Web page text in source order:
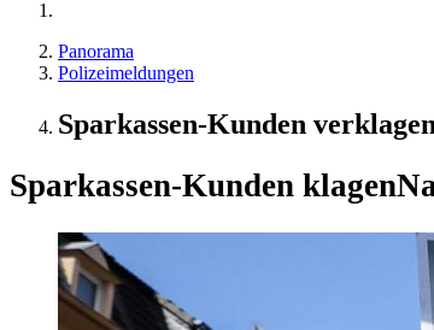
Panorama
Polizeimeldungen
Sparkassen-Kunden
Sparkassen-Kunden klagen